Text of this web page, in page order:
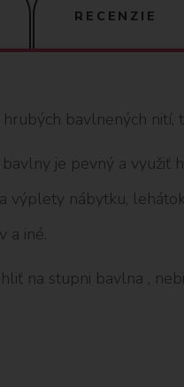
RECENZIE
bavlnených nití,
je pevný a využiť
výplety nábytku,
a iné.
na stupni bavlna ,